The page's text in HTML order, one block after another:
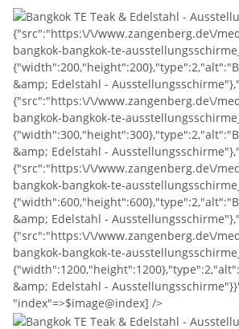
{"src":"https:\/\/www.zangenberg.de\/
bangkok-bangkok-te-
&amp; Edelstahl -
{"src":"https:\/\/www.zangenberg.de\/
bangkok-bangkok-te-
&amp; Edelstahl -
{"src":"https:\/\/www.zangenberg.de\/
bangkok-bangkok-te-
&amp; Edelstahl -
{"src":"https:\/\/www.zangenberg.de\/
bangkok-bangkok-te-
&amp; Edelstahl -
"index"=>$image@index] />